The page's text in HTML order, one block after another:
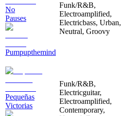
No
Pauses
Pumpupthemind
Funk/R&B,
Electroamplified,
Electricbass, Urban,
Neutral, Groovy
Pequeñas
Victorias
Funk/R&B,
Electricguitar,
Electroamplified,
Contemporary,